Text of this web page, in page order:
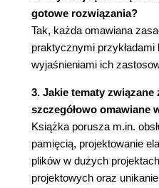
Znane
Podsumowanie
Dalsza lektura
2. Zwracanie
Przykład roboczy
Zwracanie kodów
Kontekst
Problem
Rozwiązanie
gotowe rozwiązania?
Tak, każda omawiana
praktycznymi
wyjaśnieniami ich
3. Jakie tematy związane
szczegółowo omawiane
Książka porusza m.in.
pamięcią, projektowanie
plików w dużych
projektowych oraz